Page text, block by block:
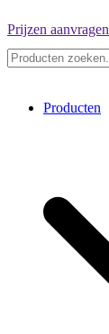
Prijzen aanvragen
Producten